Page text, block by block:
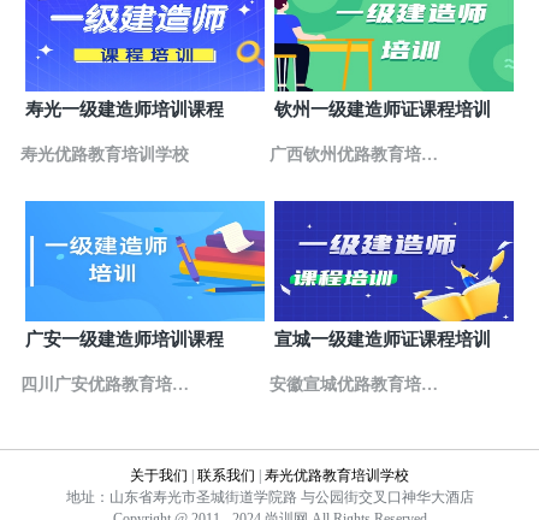
14 山东临沂优路教育培训学校
山东省临沂市兰山区启阳路26号澳尔诺财富中心1813
室 咨询电话：0539-3100293客服热线：0539-
15 山东潍坊优路教育培训学校
山东省潍坊市奎文区胜利街5051号阳光一百8号楼13楼
1322室
16 山东济宁优路教育培训学校
17 山东青岛优路教育培训学校
山东省青岛市市南区福州南路9号新世界大厦2611室
18
山东省烟台市芝罘区南大街11号壹通国际大厦1602室
19 山东济南优路教育培训学校
寿光一级建造师培训课程
寿光优路教育培训学校
钦州一级建造师证课程培训
广西钦州优路教育培训
广安一级建造师培训课程
四川广安优路教育培训
宣城一级建造师证课程培训
安徽宣城优路教育培训
关于我们 联系我们
寿光优路教育培训学校
地址：山东省寿光市圣城街道学院路 与公园街交叉口神华大酒店